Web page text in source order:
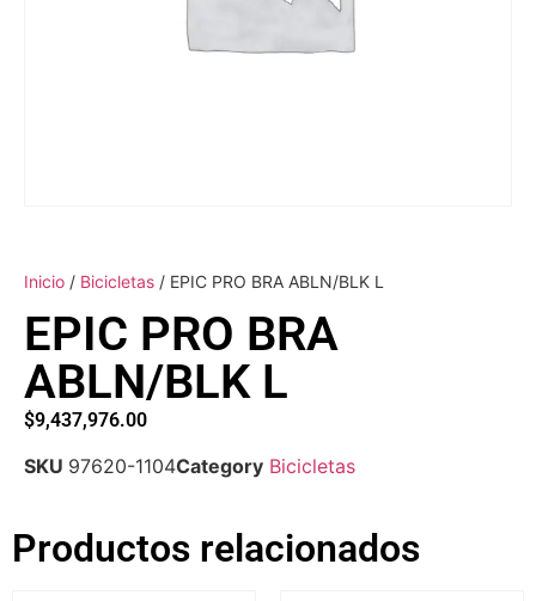
Inicio / Bicicletas / EPIC PRO BRA ABLN/BLK L
EPIC PRO BRA
ABLN/BLK L
$9,437,976.00
SKU 97620-1104Category Bicicletas
Productos relacionados